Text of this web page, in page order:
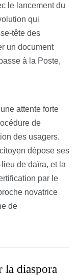
le lancement du
qui
tête des
un document
à la Poste,
attente forte
de
des usagers.
dépose ses
de daïra, et la
par le
novatrice
de
la diaspora